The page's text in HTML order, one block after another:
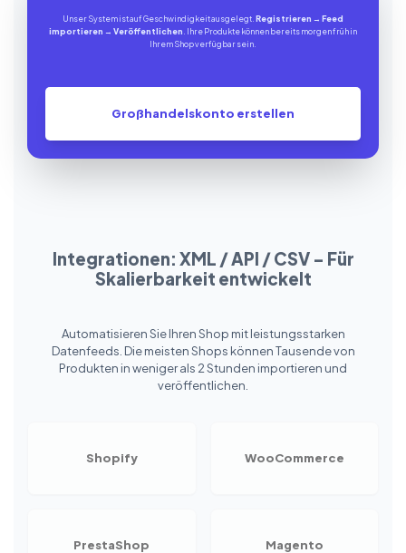
Unser System ist auf Geschwindigkeit ausgelegt. Registrieren → Feed
importieren → Veröffentlichen . Ihre Produkte können bereits morgen früh in
Ihrem Shop verfügbar sein.
Großhandelskonto erstellen
Integrationen: XML / API / CSV – Für
Skalierbarkeit entwickelt
Automatisieren Sie Ihren Shop mit leistungsstarken
Datenfeeds. Die meisten Shops können Tausende von
Produkten in weniger als 2 Stunden importieren und
veröffentlichen.
Shopify WooCommerce
PrestaShop Magento